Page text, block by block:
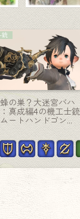
が映るバルデシオ
ナルの球体マウン
ミオズマ』（3段階変